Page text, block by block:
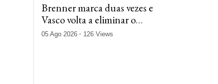
Brenner marca duas vezes e
Vasco volta a eliminar o
Fluminense na Copa do Brasil
05 Ago 2026 126 Views